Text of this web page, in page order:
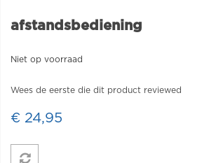
afstandsbediening
Niet op voorraad
Wees de eerste die dit product reviewed
€ 24,95